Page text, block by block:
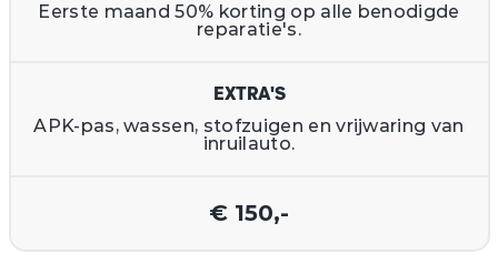
Eerste maand 50% korting op alle benodigde
reparatie's.
EXTRA'S
APK-pas, wassen, stofzuigen en vrijwaring van
inruilauto.
€ 150,-